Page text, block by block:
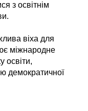
з освітнім
віха для
міжнародне
освіти,
демократичної